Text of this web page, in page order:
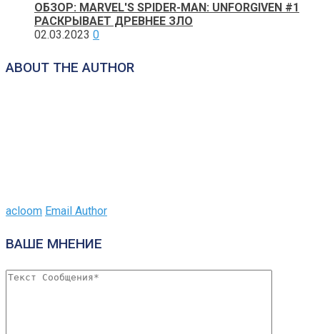
ОБЗОР: MARVEL'S SPIDER-MAN: UNFORGIVEN #1
РАСКРЫВАЕТ ДРЕВНЕЕ ЗЛО
02.03.2023 0
ABOUT THE AUTHOR
acloom Email Author
ВАШЕ МНЕНИЕ